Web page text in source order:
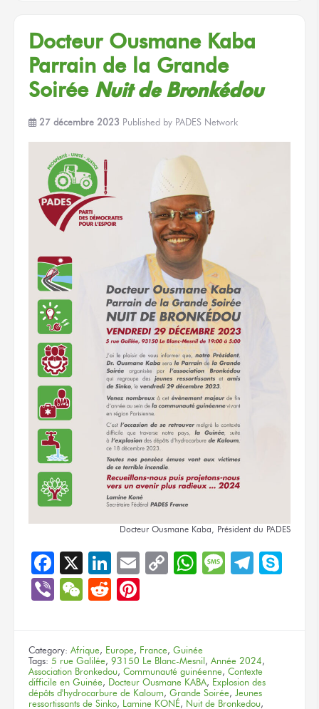
Docteur Ousmane Kaba
Parrain de la Grande
Soirée Nuitde Bronkédou
27 décembre 2023 Published by PADES Network
Docteur Ousmane Kaba, Président du PADES
Facebook
X LinkedIn
EmailCopyWhatsApp
Message
ViberWeChat
Reddit
Category: Afrique, Europe, France, Guinée
Tags: 5 rue Galilée, 93150 Le Blanc-Mesnil , Année 2024,
Association Bronkedou, Communauté guinéenne, Contexte
difficile en Guinée, Docteur Ousmane KABA, Explosion des
dépôts d'hydrocarbure de Kaloum, Grande Soirée, Jeunes
ressortissants de Sinko, Lamine KONÉ, Nuit de Bronkedou,